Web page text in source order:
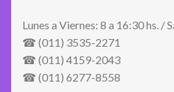
Lunes a Viernes: 8 a 16:30 hs. /
☎ (011) 3535-2271
☎ (011) 4159-2043
☎ (011) 6277-8558